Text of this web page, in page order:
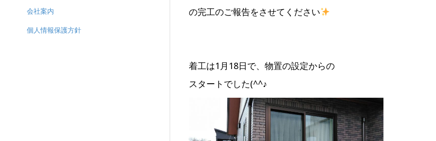
会社案内
個人情報保護方針
の完工のご報告をさせてください
着工は1月18日で、物置の設定からの
スタートでした(^^♪